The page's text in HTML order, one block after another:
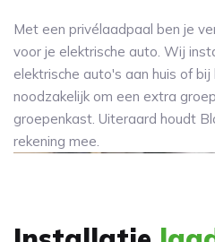
Met een privélaadpaal ben je
voor je elektrische auto. Wij
elektrische auto's aan huis of
noodzakelijk om een extra
groepenkast. Uiteraard houdt
rekening mee.